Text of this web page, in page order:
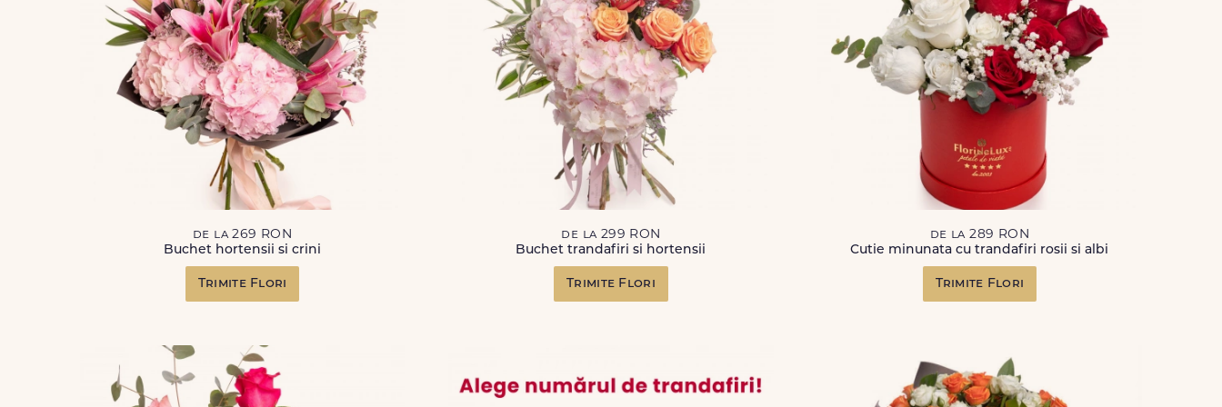
de la 269 RON
Buchet hortensii si crini
Trimite Flori
de la 299 RON
Buchet trandafiri si hortensii
Trimite Flori
de la 289 RON
Cutie minunata cu trandafiri rosii si albi
Trimite Flori